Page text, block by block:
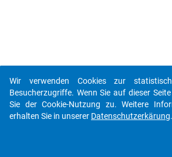
Wir verwenden Cookies zur
Besucherzugriffe. Wenn Sie auf dieser
Sie der Cookie-Nutzung zu. Weitere
erhalten Sie in unserer Datenschutzerkärung.